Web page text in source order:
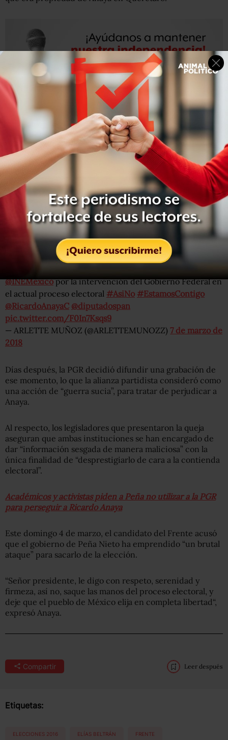
En respuesta, el candidato de la coalición Por México al
Frente acudió a la Subprocuraduría Especializada en
Investigación de Delincuencia Organizada (SEIDO) para
presentar un escrito, dirigido al encargado despacho de
la Procuraduría, solicitando que se aclarara a la opinión
pública si en verdad hay elementos en su contra.
Los Diputados Federales@JorgeLopez_M,@Casipolo
@INEMexicopor la intervención del Gobierno Federal en
el actual proceso electoral #AsiNo #EstamosContigo
@RicardoAnayaC @diputadospan
pic.twitter.com/F0In7Ksqs9
— ARLETTE MUÑOZ (@ARLETTEMUNOZZ) 7 de marzo de
2018
Días después, la PGR decidió difundir una grabación de
ese momento, lo que la alianza partidista consideró como
una acción de “guerra sucia”, para tratar de perjudicar a
Anaya.
Al respecto, los legisladores que presentaron la queja
aseguran que ambas instituciones se han encargado de
dar “información sesgada de manera maliciosa” con la
única finalidad de “desprestigiarlo de cara a la contienda
electoral”.
Académicos y activistas piden a Peña no utilizar a la PGR
para perseguir a Ricardo Anaya
Este domingo 4 de marzo, el candidato del Frente acusó
que el gobierno de Peña Nieto ha emprendido “un brutal
ataque” para sacarlo de la elección.
“Señor presidente, le digo con respeto, serenidad y
firmeza, así no, saque las manos del proceso electoral, y
deje que el pueblo de México elija en completa libertad“,
expresó Anaya.
Compartir Leer después
Etiquetas:
ELECCIONES 2016 ELÍAS BELTRÁN FRENTE